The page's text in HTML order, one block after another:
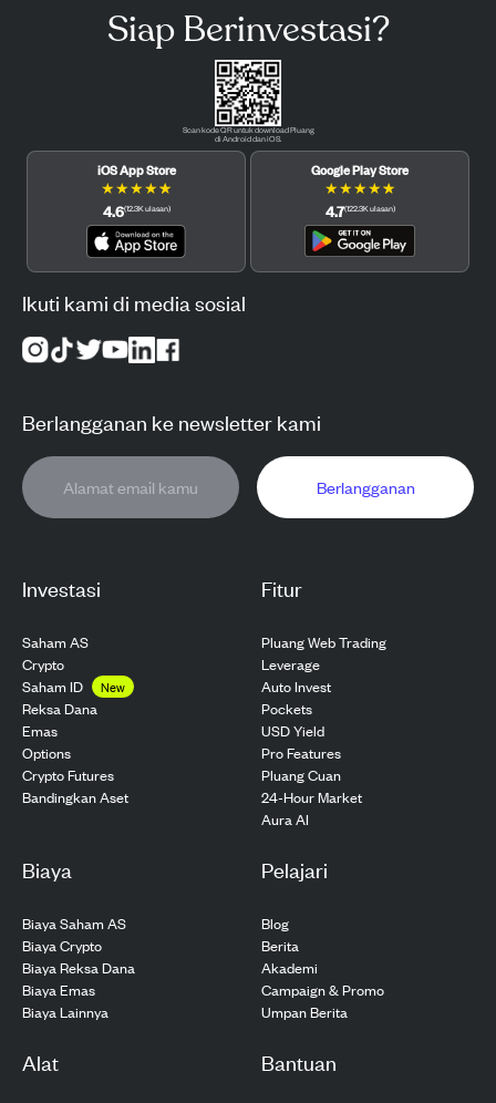
Investasi
Saham AS
Crypto
Saham ID
New
Reksa Dana
Emas
Options
Crypto Futures
Bandingkan Aset
Fitur
Pluang Web Trading
Leverage
Auto Invest
Pockets
USD Yield
Pro Features
Pluang Cuan
24-Hour Market
Aura AI
Biaya
Biaya Saham AS
Biaya Crypto
Biaya Reksa Dana
Biaya Emas
Biaya Lainnya
Pelajari
Blog
Berita
Akademi
Campaign & Promo
Umpan Berita
Alat Bantuan
Siap Berinvestasi?
Scan kode QR untuk download Pluang
di Android dan iOS.
iOS App Store
★★★★★
4.6(12.3Kulasan)
Google Play Store
★★★★★
4.7(122.3Kulasan)
Ikuti kami di media sosial
Berlangganan ke newsletter kami
Berlangganan